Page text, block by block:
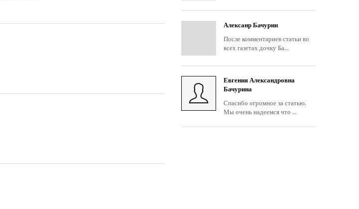
Алексанр Бачурин
После комментариев статьи во
всех газетах дочку Ба...
Евгения Александровна
Бачурина
Спасибо огромное за статью.
Мы очень надеемся что ...